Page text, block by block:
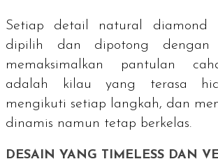
Setiap detail natural diamond
dipilih dan dipotong dengan
memaksimalkan pantulan
adalah kilau yang terasa
mengikuti setiap langkah, dan
dinamis namun tetap berkelas.
DESAIN YANG TIMELESS DAN